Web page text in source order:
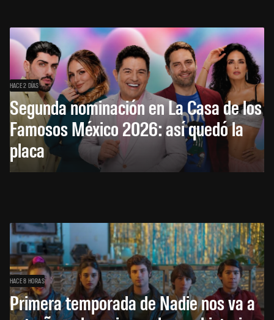
HACE 2 DÍAS
Segunda nominación en La Casa de los
Famosos México 2026: así quedó la
placa
HACE 8 HORAS
Primera temporada de Nadie nos va a